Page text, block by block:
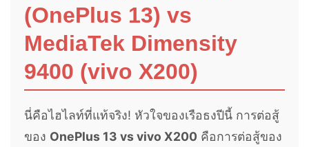
(OnePlus 13) vs
MediaTek Dimensity
9400 (vivo X200)
นี่คือไฮไลท์ที่แท้จริง! หัวใจของเรือธงปีนี้ การต่อสู้
ของ OnePlus 13 vs vivo X200 คือการต่อสู้ของ